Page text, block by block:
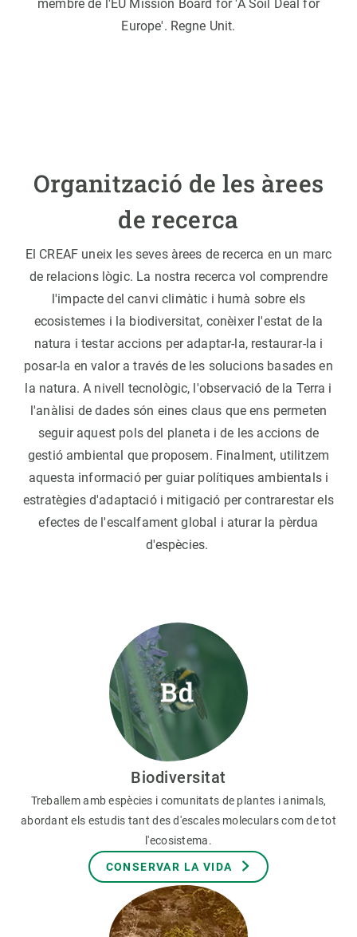
membre de l'EU Mission Board for 'A Soil Deal for
Europe'. Regne Unit.
Organització de les àrees
de recerca
El CREAF uneix les seves àrees de recerca en un marc
de relacions lògic. La nostra recerca vol comprendre
l'impacte del canvi climàtic i humà sobre els
ecosistemes i la biodiversitat, conèixer l'estat de la
natura i testar accions per adaptar-la, restaurar-la i
posar-la en valor a través de les solucions basades en
la natura. A nivell tecnològic, l'observació de la Terra i
l'anàlisi de dades són eines claus que ens permeten
seguir aquest pols del planeta i de les accions de
gestió ambiental que proposem. Finalment, utilitzem
aquesta informació per guiar polítiques ambientals i
estratègies d'adaptació i mitigació per contrarestar els
efectes de l'escalfament global i aturar la pèrdua
d'espècies.
Biodiversitat
Treballem amb espècies i comunitats de plantes i animals,
abordant els estudis tant des d'escales moleculars com de tot
l'ecosistema.
CONSERVAR LA VIDA